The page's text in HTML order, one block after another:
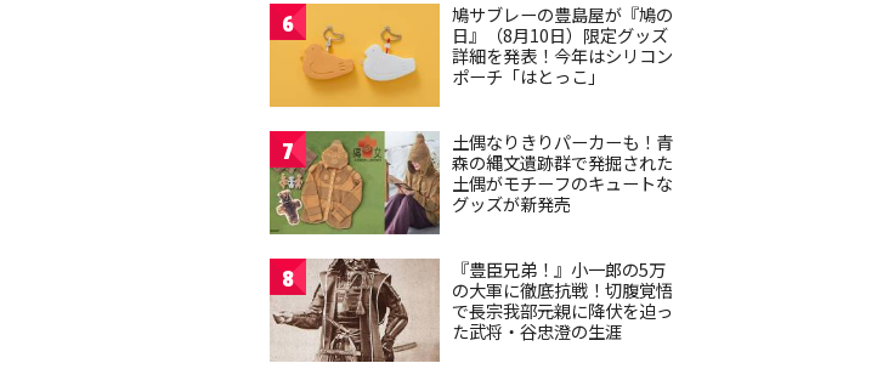
6
鳩サブレーの豊島屋が『鳩の
日』（8月10日）限定グッズ
詳細を発表！今年はシリコン
ポーチ「はとっこ」
7
土偶なりきりパーカーも！青
森の縄文遺跡群で発掘された
土偶がモチーフのキュートな
グッズが新発売
8
『豊臣兄弟！』小一郎の5万
の大軍に徹底抗戦！切腹覚悟
で長宗我部元親に降伏を迫っ
た武将・谷忠澄の生涯